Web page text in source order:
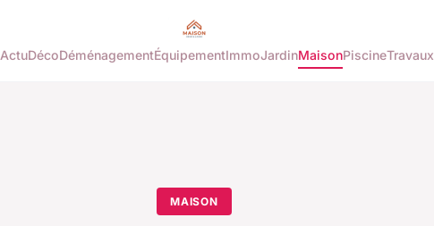
ActuDécoDéménagementÉquipementImmoJardinMaisonPiscineTravaux
MAISON